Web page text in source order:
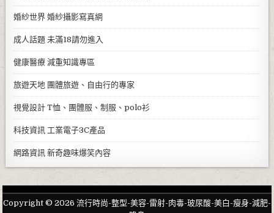
婚紗世界 婚紗攝影寫真網
成人話題 未滿18請勿進入
健康醫療 減重知識專區
旅遊天地 團體旅遊、自由行的專家
視覺設計 T恤、團體服、制服、polo衫
科技資訊 工業電子3C產品
網路資訊 新奇趣味爆笑內容
Copyright © 2026 流行時尚-整型-美容-雷射-肉毒-玻尿酸-美白-瘦身-減肥-